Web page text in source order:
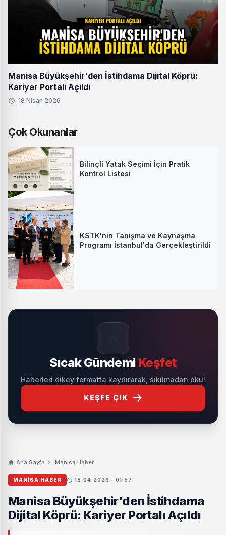
Manisa Büyükşehir'den İstihdama Dijital Köprü:
Kariyer Portalı Açıldı
18 Nisan 2026
Çok Okunanlar
Bilinçli Yatak Seçimi İçin Pratik
Kontrol Listesi
KSTK'nin Tanışma ve Kaynaşma
Programı İstanbul'da Gerçekleştirildi
Sıcak Gündemi Keşfet
Haberleri dikey formatta kaydırarak, sıkılmadan oku!
KEŞFE ÇIK
Ana Sayfa Manisa Haber
MANISA HABER 18.04.2026 - 01:57
Manisa Büyükşehir'den İstihdama
Dijital Köprü: Kariyer Portalı Açıldı